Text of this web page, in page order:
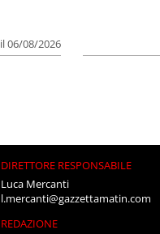
il 06/08/2026
DIRETTORE RESPONSABILE
Luca Mercanti
l.mercanti@gazzettamatin.com
REDAZIONE